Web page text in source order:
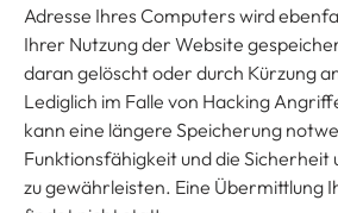
Adresse Ihres Computers wird
Ihrer Nutzung der Website
daran gelöscht oder durch Kürzung
Lediglich im Falle von Hacking
kann eine längere Speicherung
Funktionsfähigkeit und die
zu gewährleisten. Eine Übermittlung